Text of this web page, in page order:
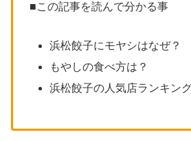
■この記事を読んで分かる事
浜松餃子にモヤシはなぜ？
もやしの食べ方は？
浜松餃子の人気店ランキン